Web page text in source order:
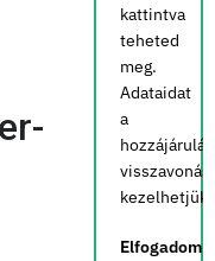
kattintva
teheted
meg.
Adataidat
a
kezelhetjük.
Elfogadom